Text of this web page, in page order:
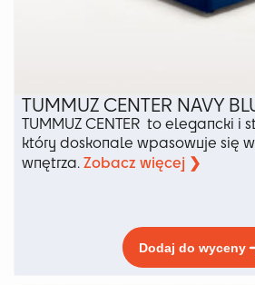
TUMMUZ CENTER NAVY
TUMMUZ CENTER to elegancki i
który doskonale wpasowuje się
wnętrza.Zobacz więcej ❯
Dodaj do wyceny
ma